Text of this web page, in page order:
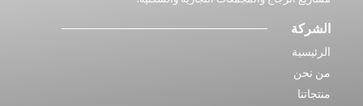
الشركة
الرئيسية
من نحن
منتجاتنا